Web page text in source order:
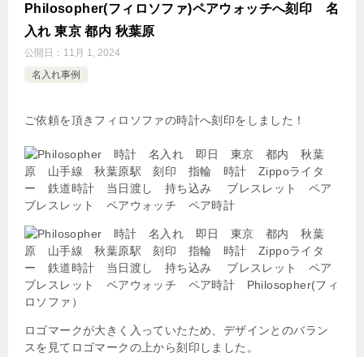
Philosopher(フィロソファ)ペアウォッチへ刻印 名
入れ 東京 都内 秋葉原
公開日： 11月 1, 2024
名入れ事例
ご依頼を頂きフィロソファの時計へ刻印をしました！
ロゴマークが大きく入っていたため、デザインとのバラン
スを見てロゴマークの上から刻印しました。